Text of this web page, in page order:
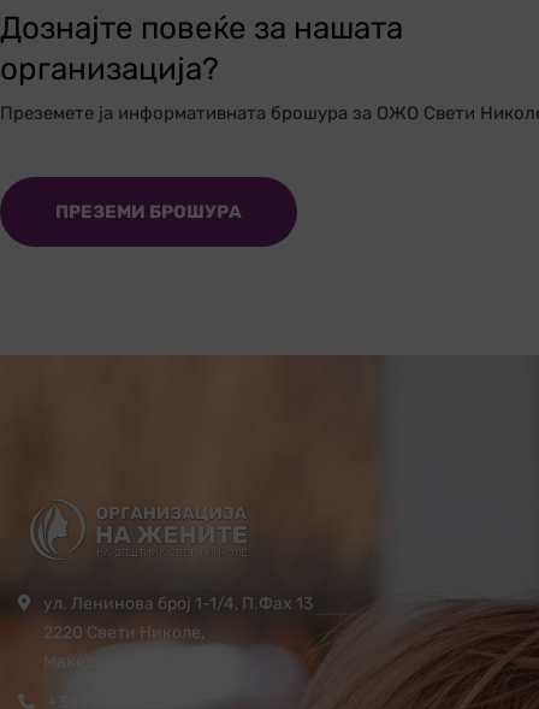
Дознајте повеќе за нашата
организација?
Преземете ја информативната брошура за ОЖО Свети
ПРЕЗЕМИ БРОШУРА
ул. Ленинова број 1-1/4, П.Фах 13
2220 Свети Николе,
Македонија